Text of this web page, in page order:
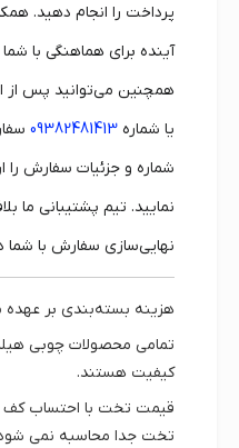
آینده برای هماهنگی با
همچنین می‌توانید پس از
یا شماره 09382481413
شماره و جزئیات سفارش را
نمایید. تیم پشتیبانی ما
نهایی‌سازی سفارش با شما
هزینه بسته‌بندی بر
تمامی محصولات چوبی
کیفیت هستند.
قیمت تخت با احتساب
تخت جدا محاسبه نمی